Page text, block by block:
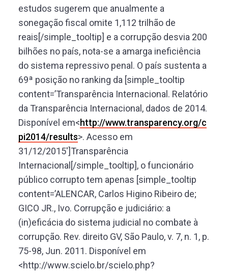
estudos sugerem que anualmente a
sonegação fiscal omite 1,112 trilhão de
reais[/simple_tooltip] e a corrupção desvia 200
bilhões no país, nota-se a amarga ineficiência
do sistema repressivo penal. O país sustenta a
69ª posição no ranking da [simple_tooltip
content=’Transparência Internacional. Relatório
da Transparência Internacional, dados de 2014.
Disponível em<http://www.transparency.org/c
pi2014/results>. Acesso em
31/12/2015′]Transparência
Internacional[/simple_tooltip], o funcionário
público corrupto tem apenas [simple_tooltip
content=’ALENCAR, Carlos Higino Ribeiro de;
GICO JR., Ivo. Corrupção e judiciário: a
(in)eficácia do sistema judicial no combate à
corrupção. Rev. direito GV, São Paulo, v. 7, n. 1, p.
75-98, Jun. 2011. Disponível em
<http://www.scielo.br/scielo.php?